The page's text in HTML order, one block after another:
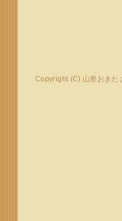
Copyright (C) 山形おき